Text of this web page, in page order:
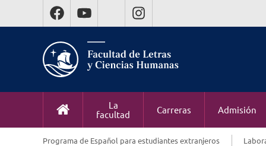
La
facultad
Carreras Admisión
Programa de Español para estudiantes extranjeros